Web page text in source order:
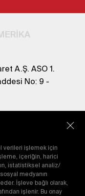
A.Ş. ASO 1.
No: 9 -
Gönder
kabul etmiş
verileri işlemek için
içeriğin, harici
istatistiksel analiz/
medyanın
İşleve bağlı olarak,
işlenir. Bu onay